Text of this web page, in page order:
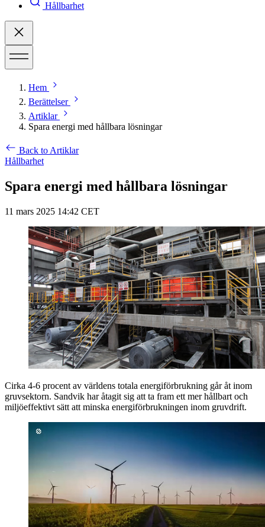
Hållbarhet
Hem
Berättelser
Artiklar
Spara energi med hållbara lösningar
Back to Artiklar
Hållbarhet
Spara energi med hållbara lösningar
11 mars 2025 14:42 CET
Cirka 4-6 procent av världens totala energiförbrukning går åt inom
gruvsektorn. Sandvik har åtagit sig att ta fram ett mer hållbart och
miljöeffektivt sätt att minska energiförbrukningen inom gruvdrift.